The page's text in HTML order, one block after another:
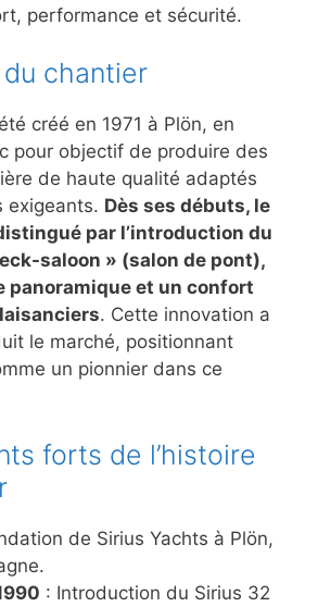
performance et sécurité.
chantier
créé en 1971 à Plön, en
pour objectif de produire des
de haute qualité adaptés
exigeants. Dès ses débuts, le
par l’introduction du
saloon » (salon de pont),
panoramique et un confort
. Cette innovation a
le marché, positionnant
un pionnier dans ce
forts de l’histoire
de Sirius Yachts à Plön,
: Introduction du Sirius 32